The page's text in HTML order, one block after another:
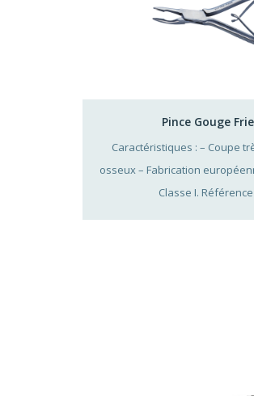
Pince Gouge
Caractéristiques : – Coupe
osseux – Fabrication
Classe I.